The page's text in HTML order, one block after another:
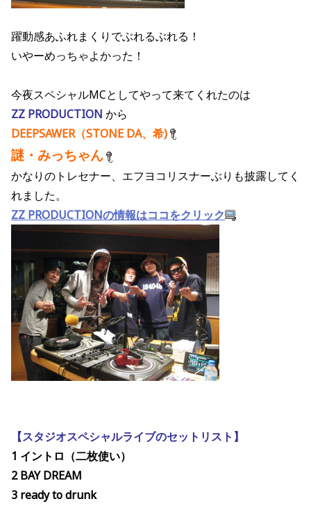
躍動感あふれまくりでぶれるぶれる！
いやーめっちゃよかった！
今夜スペシャルMCとしてやって来てくれたのは
ZZ PRODUCTION から
DEEPSAWER（STONE DA、希)
謎・みっちゃん
かなりのトレセナー、エフヨコリスナーぶりも披露してく
れました。
ZZ PRODUCTIONの情報はココをクリック
【スタジオスペシャルライブのセットリスト】
1 イントロ（二枚使い）
2 BAY DREAM
3 ready to drunk